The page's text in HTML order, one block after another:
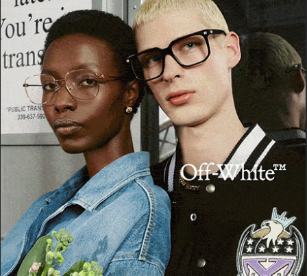
informazioni.
Accetto la
Privacy Policy